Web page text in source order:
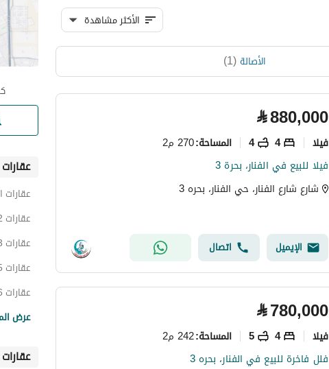
الأكثر مشاهدة
الأصالة(
1
)
⃁880,000
فیلا 4
4 المساحة:270 م2
فيلا للبيع في الفنار، بحرة 3
شارع شارع الفنار، حي الفنار، بحره 3
الإيميل اتصال
⃁780,000
فیلا 4
5 المساحة:242 م2
فلل فاخرة للبيع في الفنار، بحره 3
عقارات
عقارات 2 غرفة نوم للبيع في بحره 3
عقارات 3 غرف نوم للبيع في بحره 3
عقارات 5 غرف نوم للبيع في بحره 3
عقارات 6 غرف نوم للبيع في بحره 3
عرض